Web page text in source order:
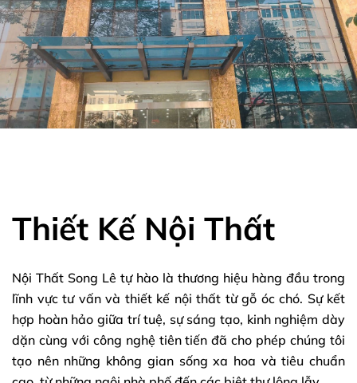
Thiết Kế Nội Thất
Nội Thất Song Lê tự hào là thương hiệu hàng đầu trong
lĩnh vực tư vấn và thiết kế nội thất từ gỗ óc chó. Sự kết
hợp hoàn hảo giữa trí tuệ, sự sáng tạo, kinh nghiệm dày
dặn cùng với công nghệ tiên tiến đã cho phép chúng tôi
tạo nên những không gian sống xa hoa và tiêu chuẩn